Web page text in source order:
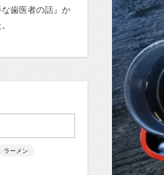
歯医者の話』か
ラーメン